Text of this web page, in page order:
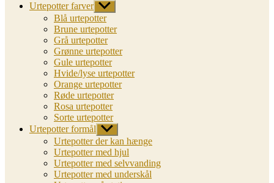
Urtepotter farver Vis
undermenu
Blå urtepotter
Brune urtepotter
Grå urtepotter
Grønne urtepotter
Gule urtepotter
Hvide/lyse urtepotter
Orange urtepotter
Røde urtepotter
Rosa urtepotter
Sorte urtepotter
Urtepotter formål Vis
undermenu
Urtepotter der kan hænge
Urtepotter med hjul
Urtepotter med selvvanding
Urtepotter med underskål